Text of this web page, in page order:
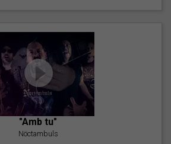
"Amb tu"
Nöctambuls